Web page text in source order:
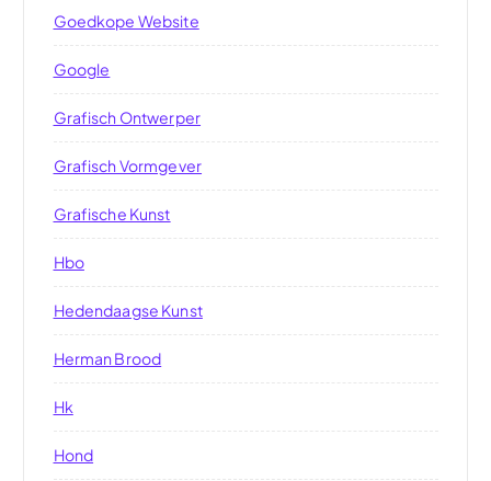
Goedkope Website
Google
Grafisch Ontwerper
Grafisch Vormgever
Grafische Kunst
Hbo
Hedendaagse Kunst
Herman Brood
Hk
Hond